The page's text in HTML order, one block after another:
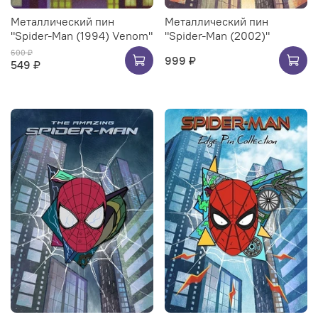
Металлический пин
"Spider-Man (1994) Venom"
600 ₽
549 ₽
Металлический пин
"Spider-Man (2002)"
999 ₽